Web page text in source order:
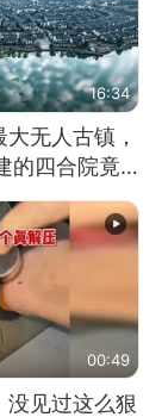
16:34
无人古镇，
的四合院竟
生了啥
00:49
没见过这么狠